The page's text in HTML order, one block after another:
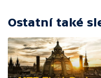
Ostatní také